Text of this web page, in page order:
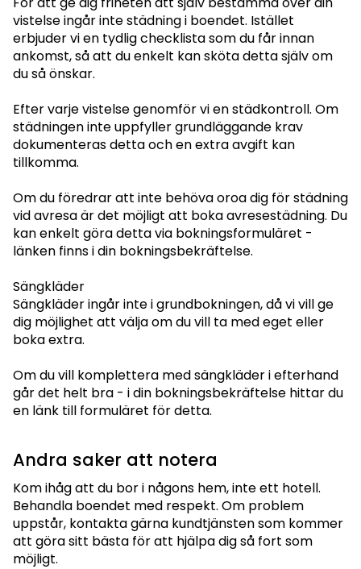
vistelse ingår inte städning i boendet. Istället
erbjuder vi en tydlig checklista som du får innan
ankomst, så att du enkelt kan sköta detta själv om
du så önskar.
Efter varje vistelse genomför vi en städkontroll. Om
städningen inte uppfyller grundläggande krav
dokumenteras detta och en extra avgift kan
tillkomma.
Om du föredrar att inte behöva oroa dig för städning
vid avresa är det möjligt att boka avresestädning. Du
kan enkelt göra detta via bokningsformuläret -
länken finns i din bokningsbekräftelse.
Sängkläder
Sängkläder ingår inte i grundbokningen, då vi vill ge
dig möjlighet att välja om du vill ta med eget eller
boka extra.
Om du vill komplettera med sängkläder i efterhand
går det helt bra - i din bokningsbekräftelse hittar du
en länk till formuläret för detta.
Andra saker att notera
Kom ihåg att du bor i någons hem, inte ett hotell.
Behandla boendet med respekt. Om problem
uppstår, kontakta gärna kundtjänsten som kommer
att göra sitt bästa för att hjälpa dig så fort som
möjligt.